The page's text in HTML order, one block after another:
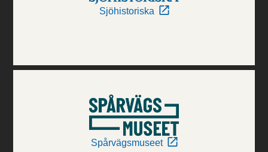
Sjöhistoriska
Spårvägsmuseet